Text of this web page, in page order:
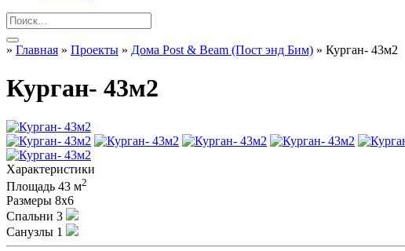
» Главная » Проекты » Дома Post & Beam (Пост энд Бим) » Курган- 43м2
Курган- 43м2
Характеристики
Площадь 43 м2
Размеры 8х6
Спальни 3
Санузлы 1